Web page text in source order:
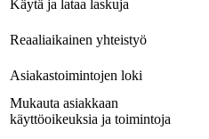
Käytä ja lataa laskuja
Reaaliaikainen yhteistyö
Asiakastoimintojen loki
Mukauta asiakkaan
käyttöoikeuksia ja toimintoja